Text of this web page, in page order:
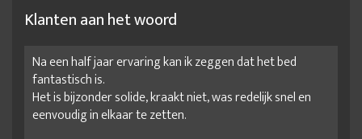
Klanten aan het woord
Na een half jaar ervaring kan ik zeggen dat het bed
fantastisch is.
Het is bijzonder solide, kraakt niet, was redelijk snel en
eenvoudig in elkaar te zetten.